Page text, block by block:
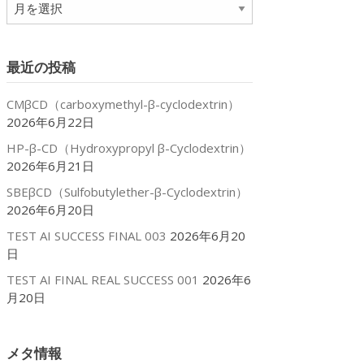
ー
ブ
最近の投稿
CMβCD（carboxymethyl-β-cyclodextrin）
2026年6月22日
HP-β-CD（Hydroxypropyl β-Cyclodextrin）
2026年6月21日
SBEβCD（Sulfobutylether-β-Cyclodextrin）
2026年6月20日
TEST AI SUCCESS FINAL 003 2026年6月20
日
TEST AI FINAL REAL SUCCESS 001 2026年6
月20日
メタ情報